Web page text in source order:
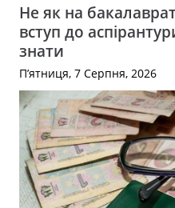
Не як на
вступ до
знати
П’ятниця, 7 Серпня, 2026